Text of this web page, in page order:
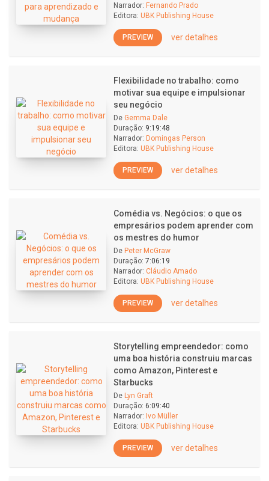
Narrador: Fernando Prado
Editora: UBK Publishing House
PREVIEW ver detalhes
Flexibilidade no trabalho: como
motivar sua equipe e impulsionar
seu negócio
De Gemma Dale
Duração: 9:19:48
Narrador: Domingas Person
Editora: UBK Publishing House
PREVIEW ver detalhes
Comédia vs. Negócios: o que os
empresários podem aprender com
os mestres do humor
De Peter McGraw
Duração: 7:06:19
Narrador: Cláudio Amado
Editora: UBK Publishing House
PREVIEW ver detalhes
Storytelling empreendedor: como
uma boa história construiu marcas
como Amazon, Pinterest e
Starbucks
De Lyn Graft
Duração: 6:09:40
Narrador: Ivo Müller
Editora: UBK Publishing House
PREVIEW ver detalhes